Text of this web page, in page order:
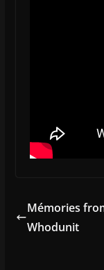
Mémories
Whodunit